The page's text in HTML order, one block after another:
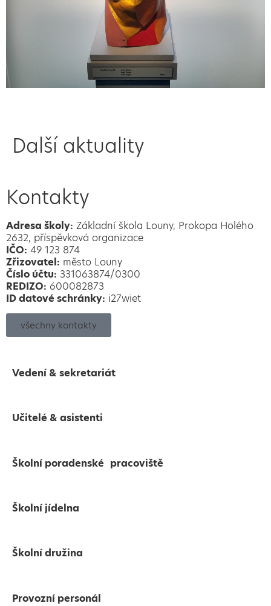
Další aktuality
Kontakty
Adresa školy: Základní škola Louny, Prokopa Holého
2632, příspěvková organizace
IČO: 49 123 874
Zřizovatel: město Louny
Číslo účtu: 331063874/0300
REDIZO: 600082873
ID datové schránky: i27wiet
všechny kontakty
Vedení & sekretariát
Učitelé & asistenti
Školní poradenské pracoviště
Školní jídelna
Školní družina
Provozní personál